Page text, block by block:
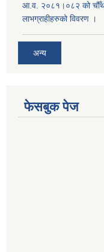
आ.व. २०८१।०८२ को चौँथो
लाभग्राहीहरुको विवरण ।
अन्य
फेसबुक पेज